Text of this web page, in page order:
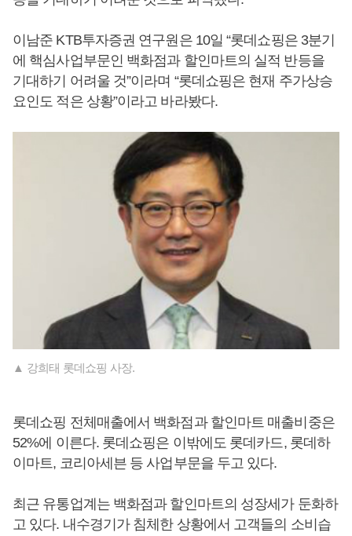
이남준 KTB투자증권 연구원은 10일 “롯데쇼핑은 3분기
에 핵심사업부문인 백화점과 할인마트의 실적 반등을
기대하기 어려울 것”이라며 “롯데쇼핑은 현재 주가상승
요인도 적은 상황”이라고 바라봤다.
▲ 강희태 롯데쇼핑 사장.
롯데쇼핑 전체매출에서 백화점과 할인마트 매출비중은
52%에 이른다. 롯데쇼핑은 이밖에도 롯데카드, 롯데하
이마트, 코리아세븐 등 사업부문을 두고 있다.
최근 유통업계는 백화점과 할인마트의 성장세가 둔화하
고 있다. 내수경기가 침체한 상황에서 고객들의 소비습